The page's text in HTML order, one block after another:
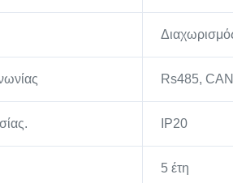
Διαχωρισμός
Rs485, CAN
IP20
5 έτη